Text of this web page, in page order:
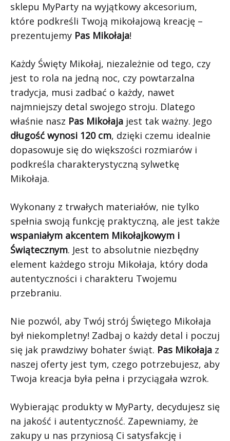
sklepu MyParty na wyjątkowy akcesorium,
które podkreśli Twoją mikołajową kreację –
prezentujemy Pas Mikołaja!
Każdy Święty Mikołaj, niezależnie od tego, czy
jest to rola na jedną noc, czy powtarzalna
tradycja, musi zadbać o każdy, nawet
najmniejszy detal swojego stroju. Dlatego
właśnie nasz Pas Mikołaja jest tak ważny. Jego
długość wynosi 120 cm, dzięki czemu idealnie
dopasowuje się do większości rozmiarów i
podkreśla charakterystyczną sylwetkę
Mikołaja.
Wykonany z trwałych materiałów, nie tylko
spełnia swoją funkcję praktyczną, ale jest także
wspaniałym akcentem Mikołajkowym i
Świątecznym. Jest to absolutnie niezbędny
element każdego stroju Mikołaja, który doda
autentyczności i charakteru Twojemu
przebraniu.
Nie pozwól, aby Twój strój Świętego Mikołaja
był niekompletny! Zadbaj o każdy detal i poczuj
się jak prawdziwy bohater świąt. Pas Mikołaja z
naszej oferty jest tym, czego potrzebujesz, aby
Twoja kreacja była pełna i przyciągała wzrok.
Wybierając produkty w MyParty, decydujesz się
na jakość i autentyczność. Zapewniamy, że
zakupy u nas przyniosą Ci satysfakcję i